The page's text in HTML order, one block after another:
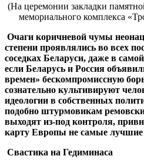
(На церемонии закладки
мемориального комплекса
Очаги коричневой чумы
степени проявлялись во всех
соседках Беларуси, даже в
если Беларусь и Россия
времен» бескомпромиссную
сознательно культивируют
идеологии в собственных
подобно штурмовикам
выходят из-под контроля,
карту Европы не самые
Свастика на Гедиминаса